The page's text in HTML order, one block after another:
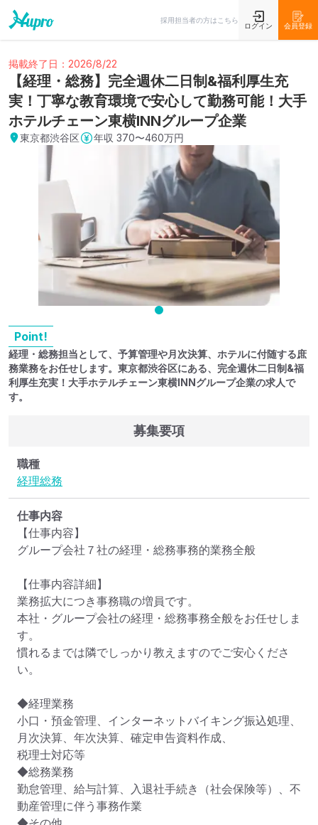
採用担当者の方はこちら
ログイン 会員登録
掲載終了日：2026/8/22
【経理・総務】完全週休二日制&福利厚生充
実！丁寧な教育環境で安心して勤務可能！大手
ホテルチェーン東横INNグループ企業
東京都渋谷区 年収 370〜460万円
Point!
経理・総務担当として、予算管理や月次決算、ホテルに付随する庶
務業務をお任せします。東京都渋谷区にある、完全週休二日制&福
利厚生充実！大手ホテルチェーン東横INNグループ企業の求人で
す。
募集要項
職種
経理総務
仕事内容
【仕事内容】
グループ会社７社の経理・総務事務的業務全般
【仕事内容詳細】
業務拡大につき事務職の増員です。
本社・グループ会社の経理・総務事務全般をお任せしま
す。
慣れるまでは隣でしっかり教えますのでご安心くださ
い。
◆経理業務
小口・預金管理、インターネットバイキング振込処理、
月次決算、年次決算、確定申告資料作成、
税理士対応等
◆総務業務
勤怠管理、給与計算、入退社手続き（社会保険等）、不
動産管理に伴う事務作業